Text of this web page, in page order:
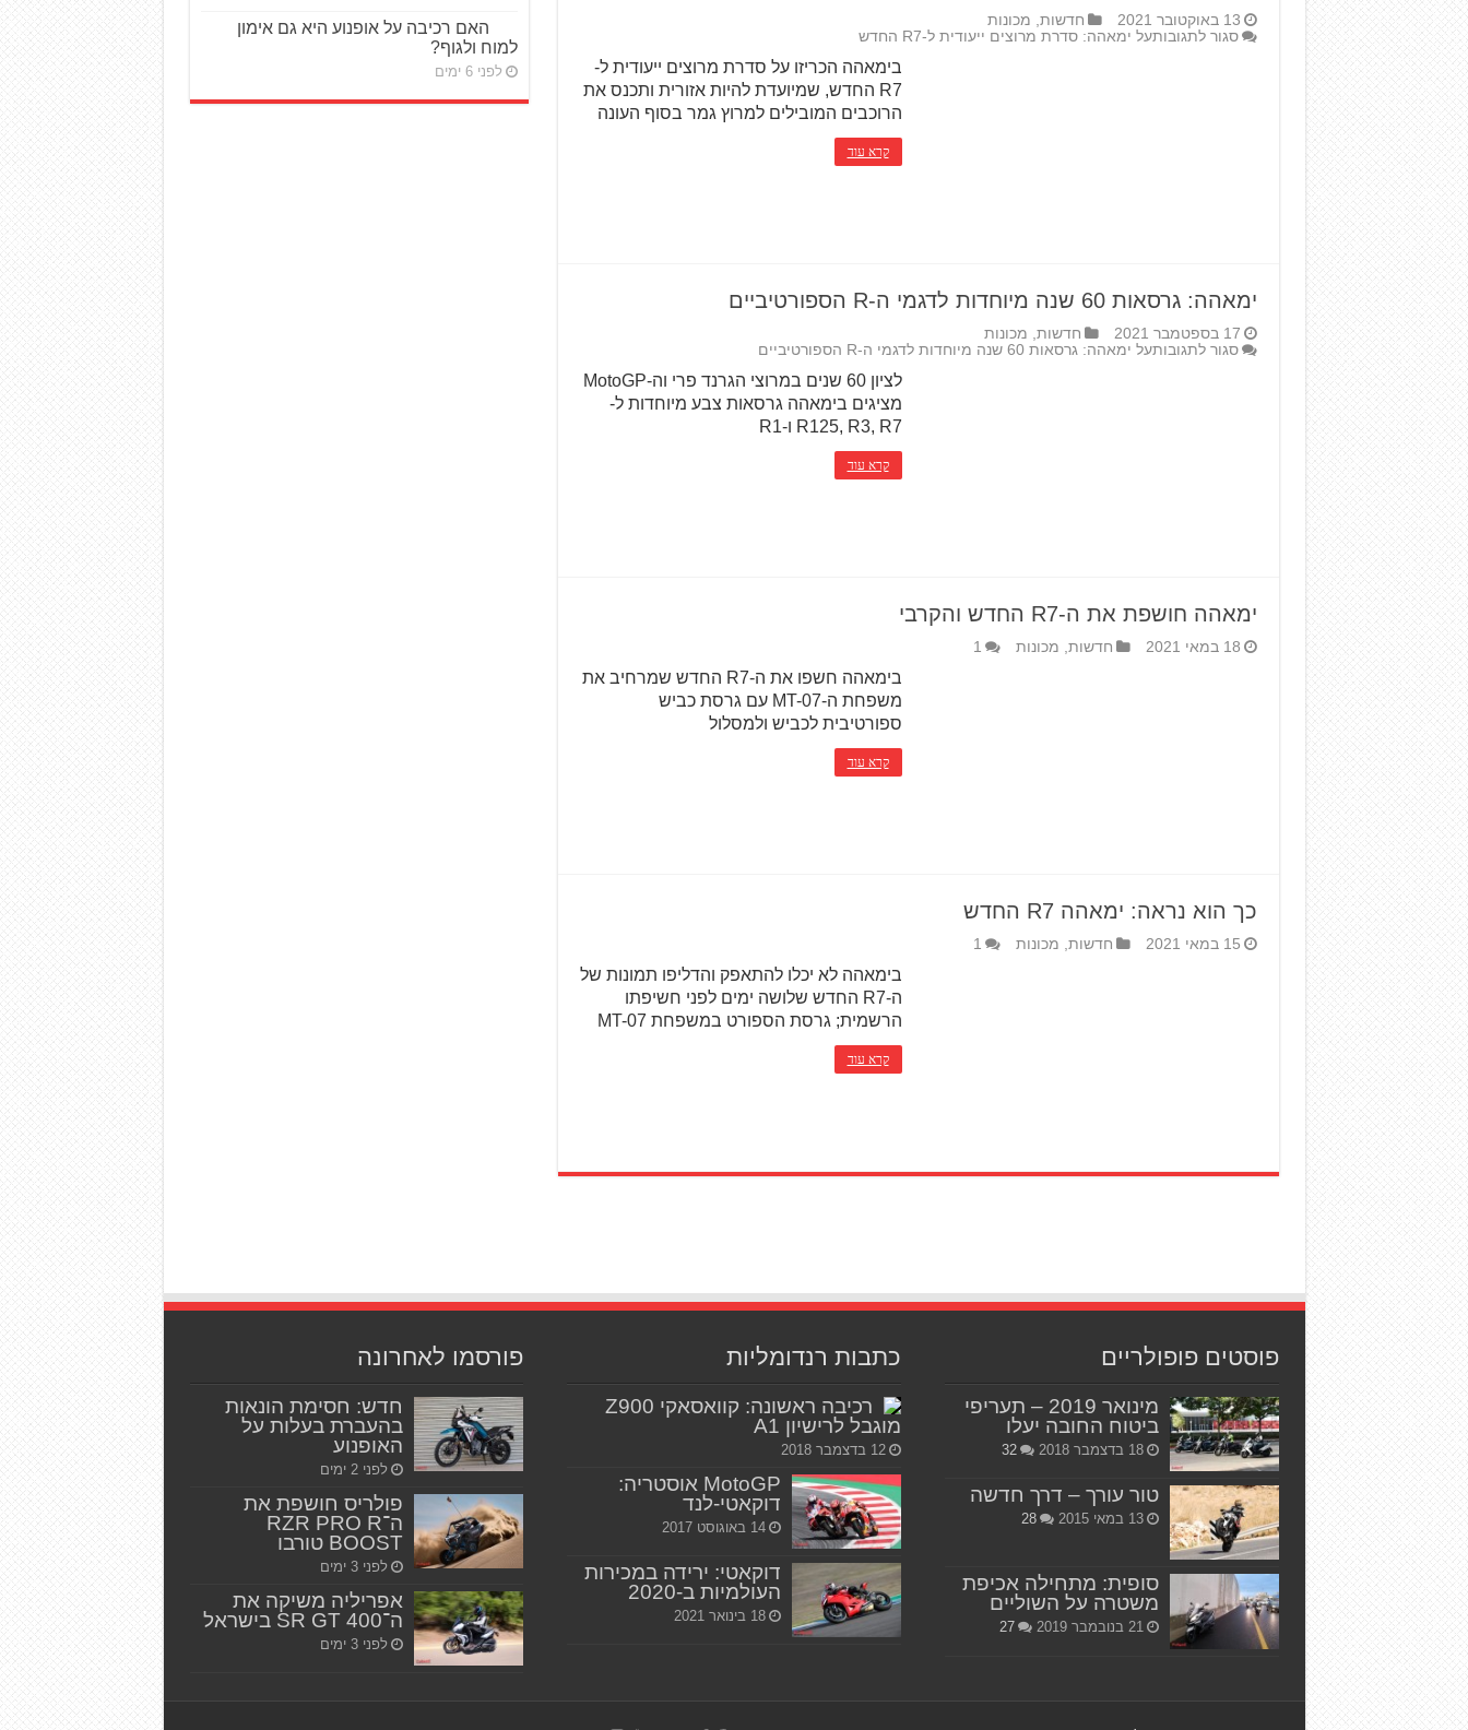
13 באוקטובר 2021 חדשות, מכונות
סגור לתגובותעל ימאהה: סדרת מרוצים ייעודית ל-R7 החדש
בימאהה הכריזו על סדרת מרוצים ייעודית ל-
R7 החדש, שמיועדת להיות אזורית ותכנס את
הרוכבים המובילים למרוץ גמר בסוף העונה
קרא עוד
ימאהה: גרסאות 60 שנה מיוחדות לדגמי ה-R הספורטיביים
17 בספטמבר 2021 חדשות, מכונות
סגור לתגובותעל ימאהה: גרסאות 60 שנה מיוחדות לדגמי ה-R הספורטיביים
לציון 60 שנים במרוצי הגרנד פרי וה-MotoGP
מציגים בימאהה גרסאות צבע מיוחדות ל-
R125, R3, R7 ו-R1
קרא עוד
ימאהה חושפת את ה-R7 החדש והקרבי
18 במאי 2021 חדשות, מכונות 1
בימאהה חשפו את ה-R7 החדש שמרחיב את
משפחת ה-MT-07 עם גרסת כביש
ספורטיבית לכביש ולמסלול
קרא עוד
כך הוא נראה: ימאהה R7 החדש
15 במאי 2021 חדשות, מכונות 1
בימאהה לא יכלו להתאפק והדליפו תמונות של
ה-R7 החדש שלושה ימים לפני חשיפתו
הרשמית; גרסת הספורט במשפחת MT-07
קרא עוד
האם רכיבה על אופנוע היא גם אימון
למוח ולגוף?
לפני 6 ימים
פוסטים פופולריים
מינואר 2019 – תעריפי
ביטוח החובה יעלו
18 בדצמבר 2018 32
טור עורך – דרך חדשה
13 במאי 2015 28
סופית: מתחילה אכיפת
משטרה על השוליים
21 בנובמבר 2019 27
כתבות רנדומליות
רכיבה ראשונה: קוואסאקי Z900
מוגבל לרישיון A1
12 בדצמבר 2018
MotoGP אוסטריה:
דוקאטי-לנד
14 באוגוסט 2017
דוקאטי: ירידה במכירות
העולמיות ב-2020
18 בינואר 2021
פורסמו לאחרונה
חדש: חסימת הונאות
בהעברת בעלות על
האופנוע
לפני 2 ימים
פולריס חושפת את
ה־RZR PRO R
BOOST טורבו
לפני 3 ימים
אפריליה משיקה את
ה־SR GT 400 בישראל
לפני 3 ימים